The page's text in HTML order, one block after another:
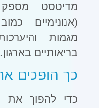
מדיטסט
(אנונימיים
מגמות
בריאותיים בארגון.
כך הופכים
כדי להפוך את